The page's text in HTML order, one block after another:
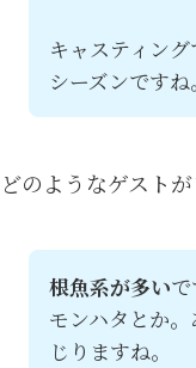
キャスティン
シーズンですね。
どのようなゲスト
根魚系が多い
モンハタとか
じりますね。